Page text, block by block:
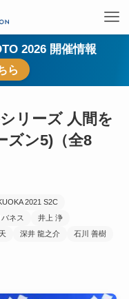
2026 開催情報
ら
リーズ 人間を
ズン5)（全8
2021 S2C
バネス
井上 浄
深井 龍之介
石川 善樹